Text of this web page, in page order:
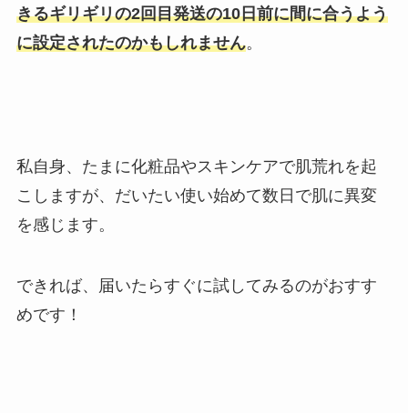
きるギリギリの2回目発送の10日前に間に合うよう
に設定されたのかもしれません。
私自身、たまに化粧品やスキンケアで肌荒れを起
こしますが、だいたい使い始めて数日で肌に異変
を感じます。
できれば、届いたらすぐに試してみるのがおすす
めです！